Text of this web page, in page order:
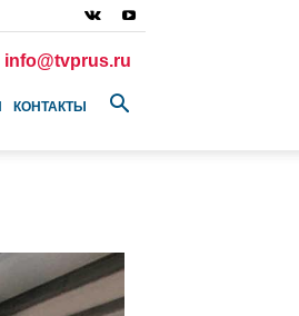
info@tvprus.ru
КОНТАКТЫ